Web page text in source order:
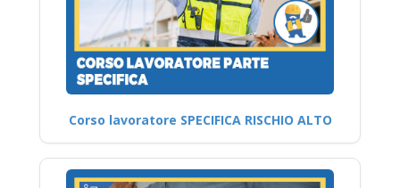
Corso lavoratore SPECIFICA RISCHIO ALTO